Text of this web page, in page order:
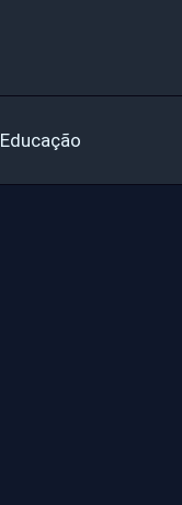
Educação